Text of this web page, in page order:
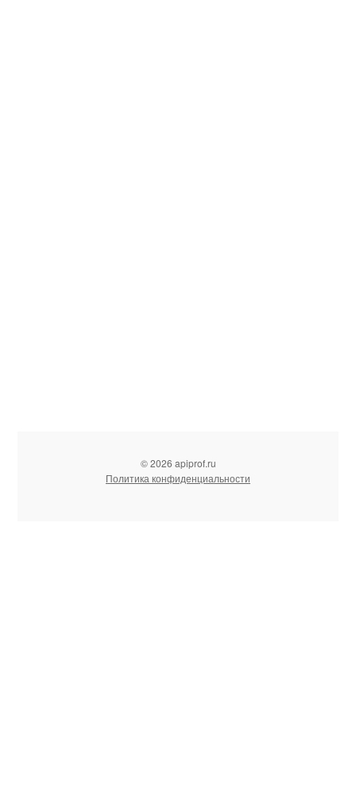
© 2026 apiprof.ru
Политика конфиденциальности